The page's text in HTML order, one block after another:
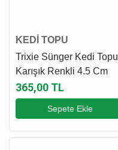
KEDİ TOPU
Trixie Sünger Kedi Topu
Karışık Renkli 4.5 Cm
365,00 TL
Sepete Ekle